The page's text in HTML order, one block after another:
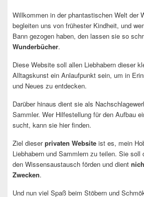
Willkommen in der phantastischen Welt der
begleiten uns von frühester Kindheit, und
Bann gezogen haben, den lassen sie so
Wunderbücher.
Diese Website soll allen Liebhabern dieser
Alltagskunst ein Anlaufpunkt sein, um in
und Neues zu entdecken.
Darüber hinaus dient sie als
Sammler. Wer Hilfestellung für den Aufbau
sucht, kann sie hier finden.
Ziel dieserprivaten Website ist es, mein
Liebhabern und Sammlern zu teilen. Sie soll
den Wissensaustausch förden und dient
Zwecken.
Und nun viel Spaß beim Stöbern und